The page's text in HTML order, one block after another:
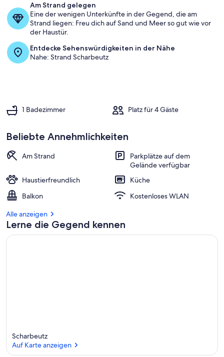
Am Strand gelegen
Eine der wenigen Unterkünfte in der Gegend, die am
Strand liegen: Freu dich auf Sand und Meer so gut wie vor
der Haustür.
Entdecke Sehenswürdigkeiten in der Nähe
Nahe: Strand Scharbeutz
1 Badezimmer Platz für 4 Gäste
Beliebte Annehmlichkeiten
Am Strand
Parkplätze auf dem
Gelände verfügbar
Haustierfreundlich
Küche
Balkon
Kostenloses WLAN
Alle anzeigen
Lerne die Gegend kennen
Scharbeutz
Auf Karte anzeigen